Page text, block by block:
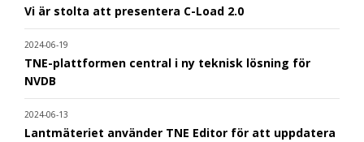
Vi är stolta att presentera C-Load 2.0
2024-06-19
TNE-plattformen central i ny teknisk lösning för
NVDB
2024-06-13
Lantmäteriet använder TNE Editor för att uppdatera